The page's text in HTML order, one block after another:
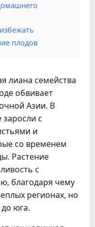
плодов
лиана семейства
обвивает
Азии. В
заросли с
и
со временем
Растение
с
благодаря чему
регионах, но
юга.